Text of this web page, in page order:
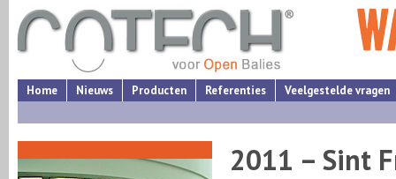
Home Nieuws Producten Referenties Veelgestelde vragen
2011 – Sint